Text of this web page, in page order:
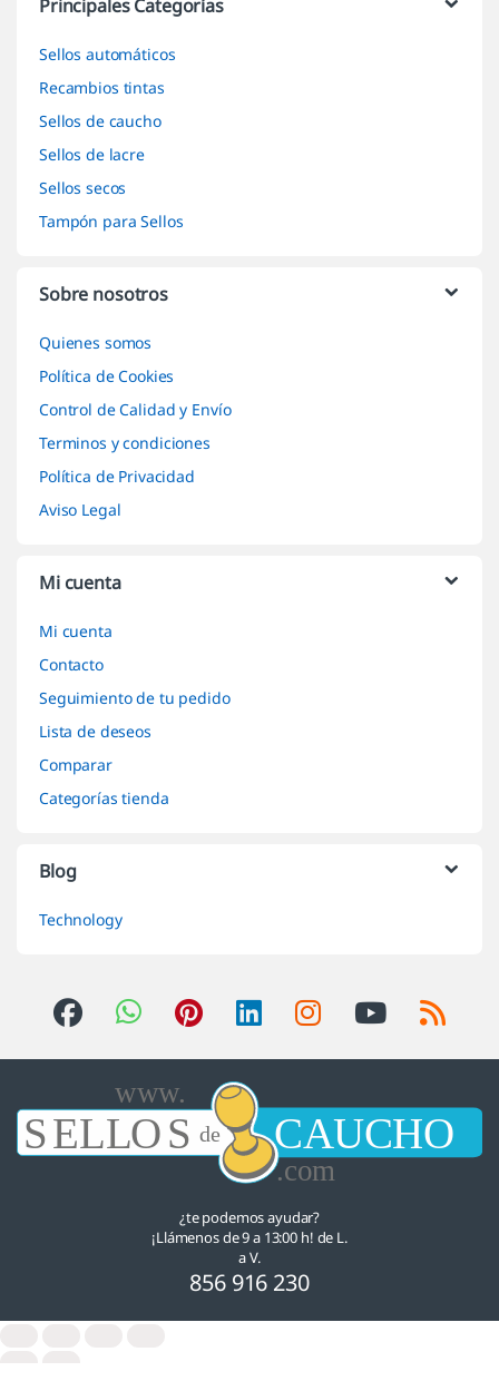
Principales Categorías
Sellos automáticos
Recambios tintas
Sellos de caucho
Sellos de lacre
Sellos secos
Tampón para Sellos
Sobre nosotros
Quienes somos
Política de Cookies
Control de Calidad y Envío
Terminos y condiciones
Política de Privacidad
Aviso Legal
Mi cuenta
Mi cuenta
Contacto
Seguimiento de tu pedido
Lista de deseos
Comparar
Categorías tienda
Blog
Technology
¿te podemos ayudar?
¡Llámenos de 9 a 13:00 h! de L.
a V.
856 916 230